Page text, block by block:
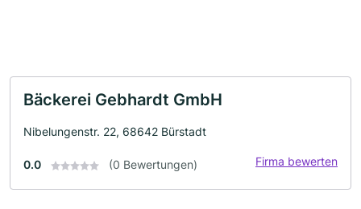
Bäckerei Gebhardt GmbH
Nibelungenstr. 22, 68642 Bürstadt
0.0 (0 Bewertungen) Firma bewerten